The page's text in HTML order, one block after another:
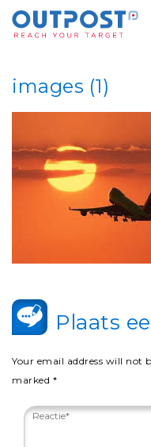
images (1)
Plaats
Your email address will not
marked *